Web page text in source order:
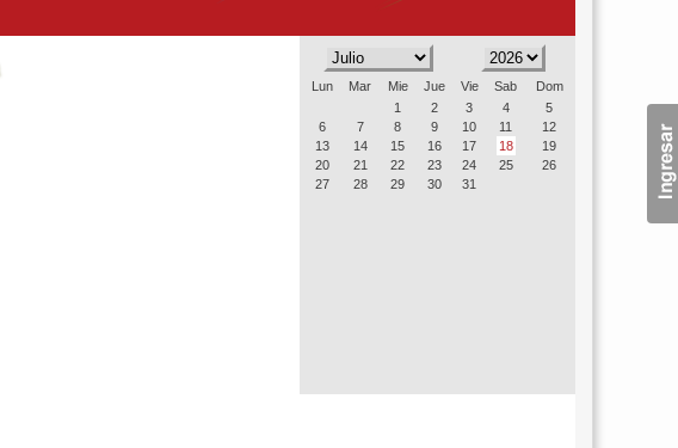
Lun Mar Mie Jue Vie Sab
Dom
1
2 3 4
5
6
7 8 9 10 11
12
13
14 15 16 17 18
19
20
21 22 23 24 25
26
27
28 29 30 31